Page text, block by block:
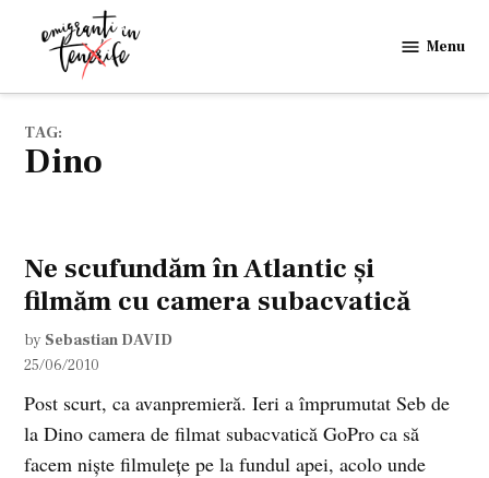
in
Menu
TAG:
Dino
Ne scufundăm în Atlantic şi
filmăm cu camera subacvatică
by Sebastian DAVID
25/06/2010
Post scurt, ca avanpremieră. Ieri a împrumutat Seb de
la Dino camera de filmat subacvatică GoPro ca să
facem nişte filmuleţe pe la fundul apei, acolo unde